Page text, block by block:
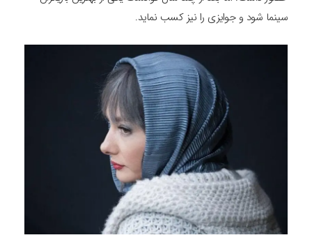
سینما شود و جوایزی را نیز کسب نماید.